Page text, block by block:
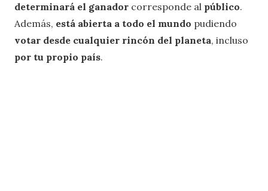
determinará el ganador corresponde al público.
Además, está abierta a todo el mundo pudiendo
votar desde cualquier rincón del planeta, incluso
por tu propio país.